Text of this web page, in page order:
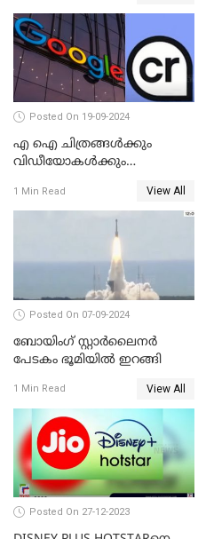
Posted On 19-09-2024
എ ഐ ചിത്രങ്ങള്‍ക്കും
വിഡീയോകള്‍ക്കും
1 Min Read View All
Posted On 07-09-2024
ബോയിംഗ് സ്റ്റാര്‍ലൈനര്‍
പേടകം ഭൂമിയില്‍ ഇറങ്ങി
1 Min Read View All
Posted On 27-12-2023